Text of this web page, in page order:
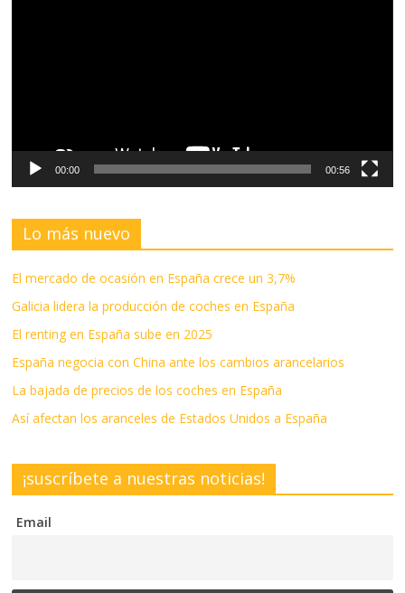
00:00 00:56
Lo más nuevo
El mercado de ocasión en España crece un 3,7%
Galicia lidera la producción de coches en España
El renting en España sube en 2025
España negocia con China ante los cambios arancelarios
La bajada de precios de los coches en España
Así afectan los aranceles de Estados Unidos a España
¡suscríbete a nuestras noticias!
Email